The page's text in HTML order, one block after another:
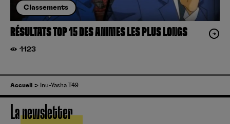
Classements
RÉSULTATS TOP 15 DES ANIMES LES PLUS LONGS
1123
Accueil Inu-Yasha T49
La newsletter